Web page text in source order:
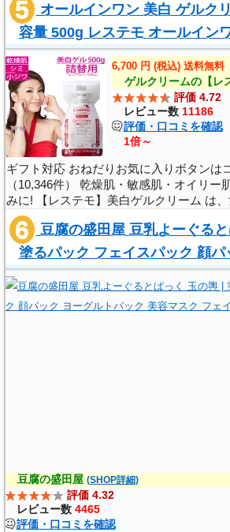
保てます。また人気の秘..
オールインワン 美白 ゲルク
容量 500g レステモ オールイン
インワンゲル 送料無料 美容液
6,700 円 (税込) 送料無料
ゲルクリームの【レ
評価 4.72
レビュー数11186
評価・口コミを確認
1倍～
ギフト対応 おねだりお気に入りボタンは
（10,346件） 乾燥肌・敏感肌・オイリー
みに! 【レステモ】美白ゲルクリーム は
保湿成分を含んでいるので冬場の乾燥し
てます。 また人気の秘..
豆腐の盛田屋 豆乳よーぐると
塗るパック フェイスパック 顔
豆腐の盛田屋 (SHOP詳細)
評価 4.32
レビュー数4465
評価・口コミを確認